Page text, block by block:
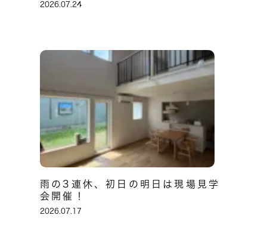
2026.07.24
雨の3連休、初日の明日は現場見学
会開催！
2026.07.17